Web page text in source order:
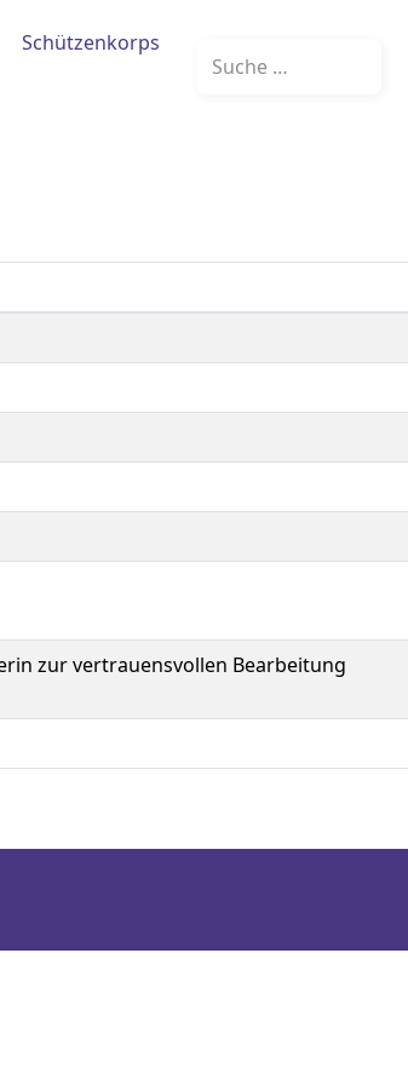
Schützenkorps
zur vertrauensvollen Bearbeitung